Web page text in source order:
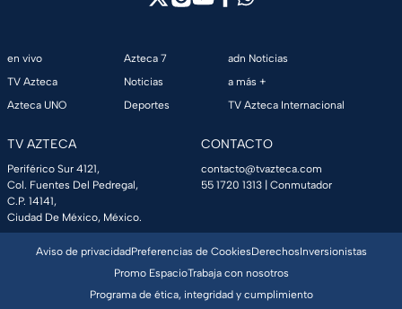
en vivo
TV Azteca
Azteca UNO
Azteca 7
Noticias
Deportes
adn Noticias
a más +
TV Azteca Internacional
TV AZTECA
Periférico Sur 4121,
Col. Fuentes Del Pedregal,
C.P. 14141,
Ciudad De México, México.
CONTACTO
contacto@tvazteca.com
55 1720 1313 | Conmutador
Aviso de privacidadPreferencias de CookiesDerechosInversionistas
Promo EspacioTrabaja con nosotros
Programa de ética, integridad y cumplimiento